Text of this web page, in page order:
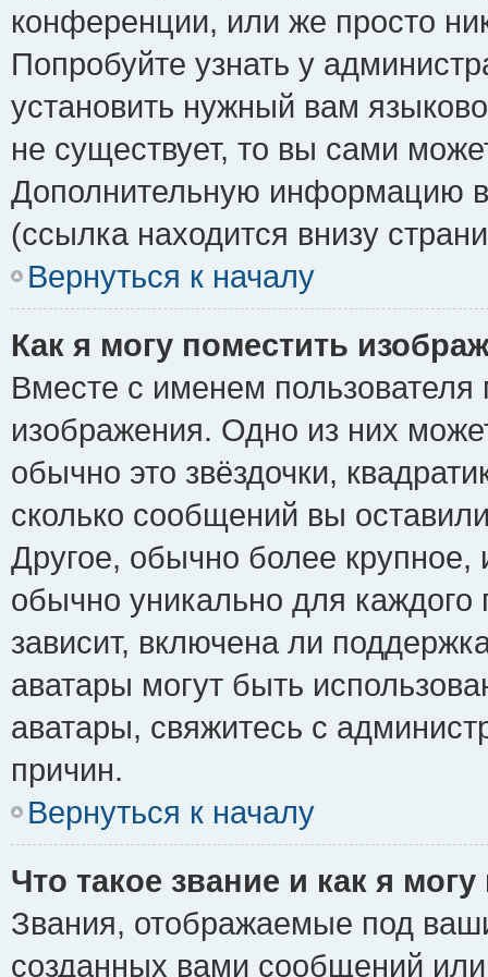
конференции, или же просто
Попробуйте узнать у
установить нужный вам
не существует, то вы сами
Дополнительную информацию
(ссылка находится внизу
Вернуться к началу
Как я могу поместить
Вместе с именем пользователя
изображения. Одно из них
обычно это звёздочки,
сколько сообщений вы
Другое, обычно более крупное,
обычно уникально для каждого
зависит, включена ли
аватары могут быть
аватары, свяжитесь с
причин.
Вернуться к началу
Что такое звание и как я
Звания, отображаемые под
созданных вами сообщений